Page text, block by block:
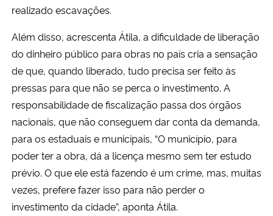
realizado escavações.
Além disso, acrescenta Átila, a dificuldade de liberação
do dinheiro público para obras no país cria a sensação
de que, quando liberado, tudo precisa ser feito às
pressas para que não se perca o investimento. A
responsabilidade de fiscalização passa dos órgãos
nacionais, que não conseguem dar conta da demanda,
para os estaduais e municipais, “O município, para
poder ter a obra, dá a licença mesmo sem ter estudo
prévio. O que ele está fazendo é um crime, mas, muitas
vezes, prefere fazer isso para não perder o
investimento da cidade”, aponta Átila.